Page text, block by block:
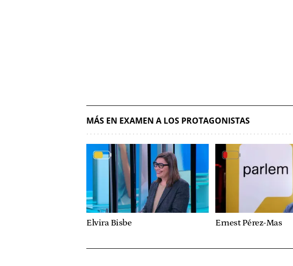
MÁS EN EXAMEN A LOS PROTAGONISTAS
Elvira Bisbe Ernest Pérez-Mas